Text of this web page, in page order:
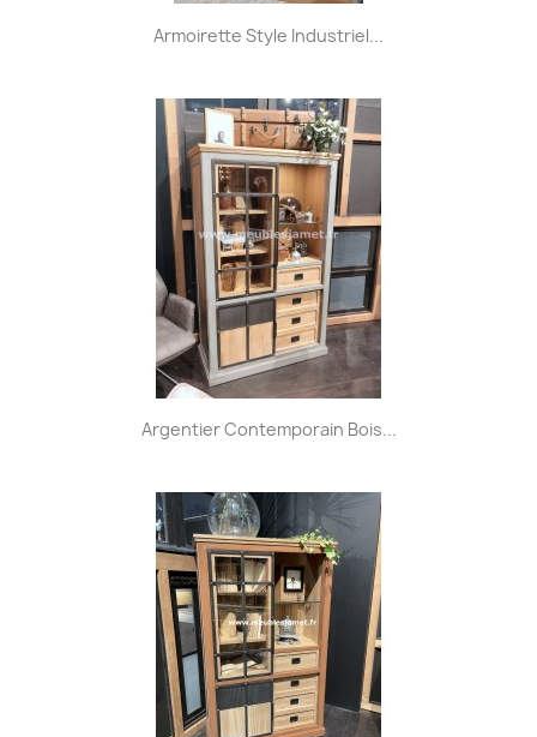
Armoirette Style Industriel...
Argentier Contemporain Bois...